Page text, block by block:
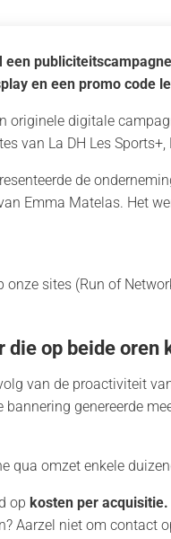
en een promo code
originele digitale
van La DH Les
de
Emma Matelas. Het
sites (Run of
op beide oren
van de proactiviteit
genereerde
qua omzet enkele
op kosten per acquisitie.
Aarzel niet om contact